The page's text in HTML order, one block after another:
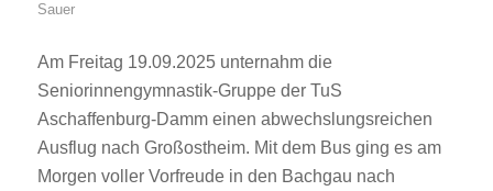
Sauer
Am Freitag 19.09.2025 unternahm die
Seniorinnengymnastik-Gruppe der TuS
Aschaffenburg-Damm einen abwechslungsreichen
Ausflug nach Großostheim. Mit dem Bus ging es am
Morgen voller Vorfreude in den Bachgau nach